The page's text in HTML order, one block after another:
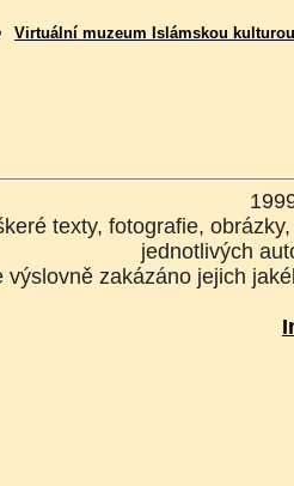
Virtuální muzeum Islámskou
texty, fotografie,
jednotlivých
výslovně zakázáno jejich